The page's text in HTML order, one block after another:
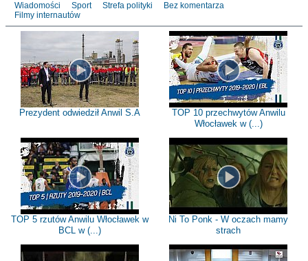
Wiadomości Sport Strefa polityki
Bez komentarza
Filmy internautów
Prezydent odwiedził Anwil S.A
TOP 10 przechwytów Anwilu
Włocławek w (...)
TOP 5 rzutów Anwilu Włocławek w
BCL w (...)
Ni To Ponk - W oczach mamy
strach